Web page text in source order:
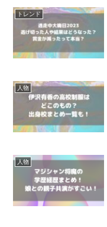
トレンド
人物
人物